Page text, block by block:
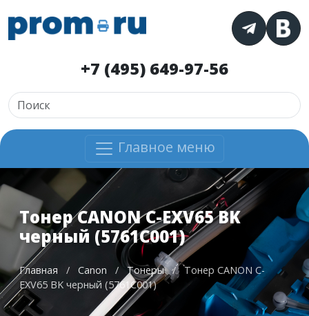
+7 (495) 649-97-56
Главное меню
Тонер CANON C-EXV65 BK
черный (5761C001)
Главная / Canon / Тонеры /
Тонер CANON C-
EXV65 BK черный (5761C001)